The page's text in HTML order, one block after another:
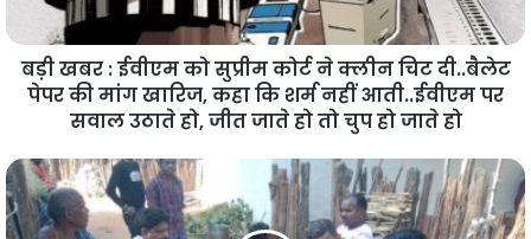
बड़ी खबर : ईवीएम को सुप्रीम कोर्ट ने क्लीन चिट दी..बैलेट
पेपर की मांग खारिज, कहा कि शर्म नहीं आती..ईवीएम पर
सवाल उठाते हो, जीत जाते हो तो चुप हो जाते हो